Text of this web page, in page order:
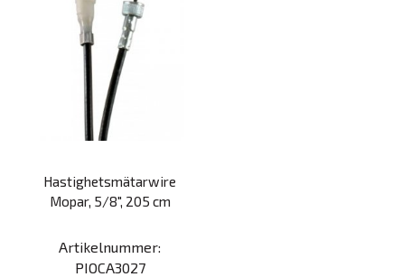
Hastighetsmätarwire
Mopar, 5/8", 205 cm
Artikelnummer:
PIOCA3027